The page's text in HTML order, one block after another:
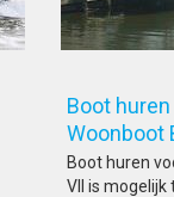
Boot
Boot huren
VII is mogelijk